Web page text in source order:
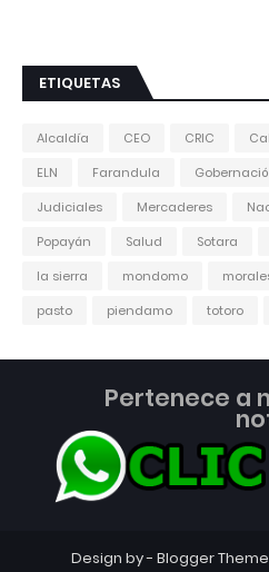
ETIQUETAS
Alcaldía CEO CRIC
ELN
Farandula
Judiciales
Mercaderes
Popayán
Salud Sotara
la sierra
mondomo
pasto
piendamo totoro
Pertenece a
Design by - Blogger